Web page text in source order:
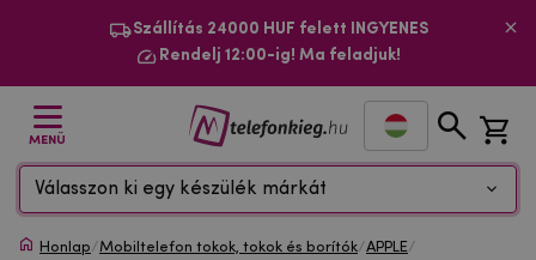
Szállítás 24000 HUF felett INGYENES
Rendelj 12:00-ig! Ma feladjuk!
MENÜ
Válasszon ki egy készülék márkát
Honlap/Mobiltelefon tokok, tokok és borítók/APPLE/